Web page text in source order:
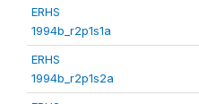
ERHS
1994b_r2p1s1a
ERHS
1994b_r2p1s2a